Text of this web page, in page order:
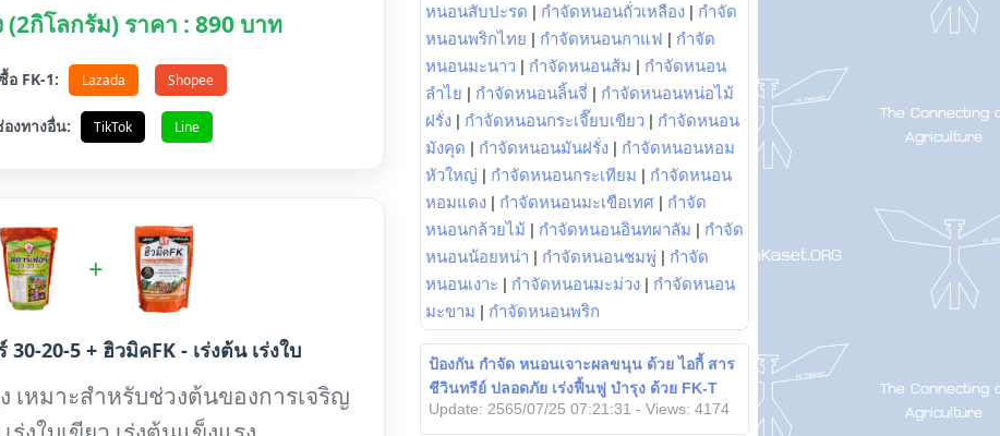
(2กิโลกรัม) ราคา : 890 บาท
อ FK-1: Lazada Shopee
องทางอื่น: TikTok Line
+
30-20-5 + ฮิวมิคFK - เร่งต้น เร่งใบ
เหมาะสำหรับช่วงต้นของการเจริญ
หนอนสับปะรด | กำจัดหนอนถั่วเหลือง | กำจัด
หนอนพริกไทย | กำจัดหนอนกาแฟ | กำจัด
หนอนมะนาว | กำจัดหนอนส้ม | กำจัดหนอน
ลำไย | กำจัดหนอนลิ้นจี่ | กำจัดหนอนหน่อไม้
ฝรั่ง | กำจัดหนอนกระเจี๊ยบเขียว | กำจัดหนอน
มังคุด | กำจัดหนอนมันฝรั่ง | กำจัดหนอนหอม
หัวใหญ่ | กำจัดหนอนกระเทียม | กำจัดหนอน
หอมแดง | กำจัดหนอนมะเขือเทศ | กำจัด
หนอนกล้วยไม้ | กำจัดหนอนอินทผาลัม | กำจัด
หนอนน้อยหน่า | กำจัดหนอนชมพู่ | กำจัด
หนอนเงาะ | กำจัดหนอนมะม่วง | กำจัดหนอน
มะขาม | กำจัดหนอนพริก
ป้องกัน กำจัด หนอนเจาะผลขนุน ด้วย ไอกี้ สาร
ชีวินทรีย์ ปลอดภัย เร่งฟื้นฟู บำรุง ด้วย FK-T
Update: 2565/07/25 07:21:31 - Views: 4174